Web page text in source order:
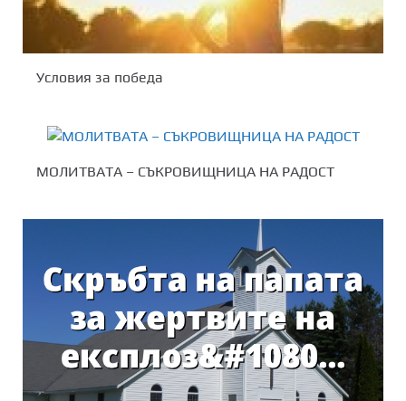
Условия за победа
МОЛИТВАТА – СЪКРОВИЩНИЦА НА РАДОСТ